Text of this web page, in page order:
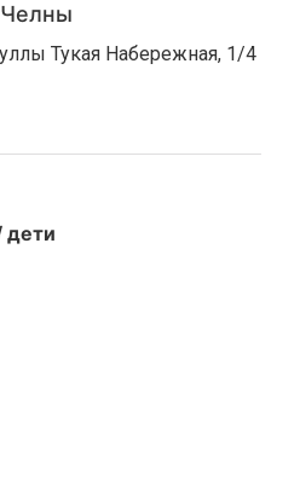
Тукая Набережная, 1/4
дети